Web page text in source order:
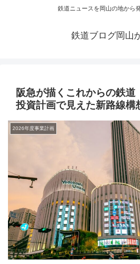
鉄道ニュースを岡山の地から
鉄道ブログ岡山
阪急が描くこれからの鉄
投資計画で見えた新路線構
2026年度事業計画